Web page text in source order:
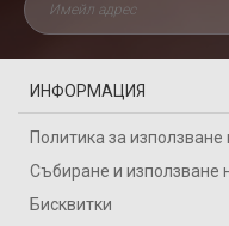
ИНФОРМАЦИЯ
Политика за
Събиране и използване
Бисквитки